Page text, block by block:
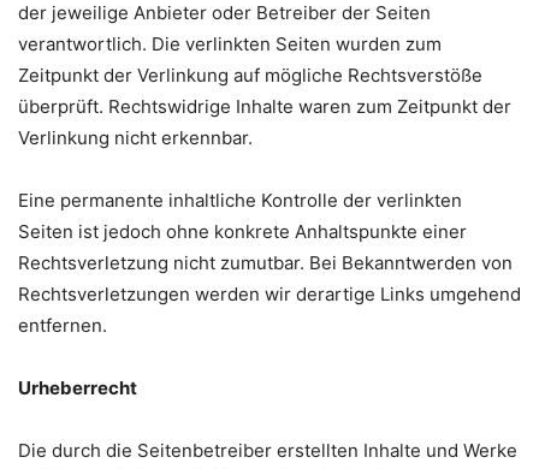
der jeweilige Anbieter oder Betreiber der Seiten
verantwortlich. Die verlinkten Seiten wurden zum
Zeitpunkt der Verlinkung auf mögliche Rechtsverstöße
überprüft. Rechtswidrige Inhalte waren zum Zeitpunkt der
Verlinkung nicht erkennbar.
Eine permanente inhaltliche Kontrolle der verlinkten
Seiten ist jedoch ohne konkrete Anhaltspunkte einer
Rechtsverletzung nicht zumutbar. Bei Bekanntwerden von
Rechtsverletzungen werden wir derartige Links umgehend
entfernen.
Urheberrecht
Die durch die Seitenbetreiber erstellten Inhalte und Werke